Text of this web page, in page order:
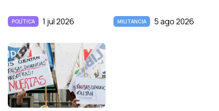
POLÍTICA 1 jul 2026 MILITANCIA 5 ago 2026